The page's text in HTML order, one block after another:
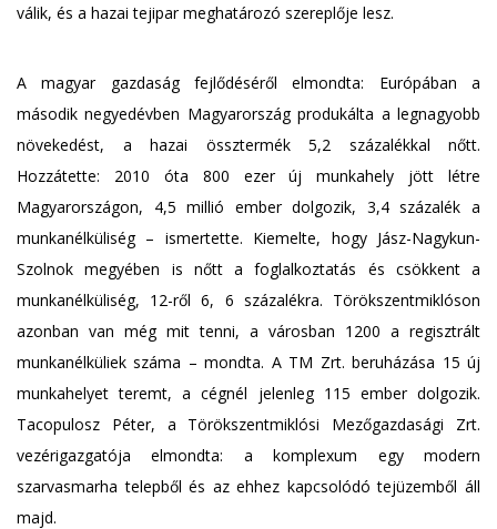
válik, és a hazai tejipar meghatározó szereplője lesz.
A magyar gazdaság fejlődéséről elmondta: Európában a
második negyedévben Magyarország produkálta a legnagyobb
növekedést, a hazai össztermék 5,2 százalékkal nőtt.
Hozzátette: 2010 óta 800 ezer új munkahely jött létre
Magyarországon, 4,5 millió ember dolgozik, 3,4 százalék a
munkanélküliség – ismertette. Kiemelte, hogy Jász-Nagykun-
Szolnok megyében is nőtt a foglalkoztatás és csökkent a
munkanélküliség, 12-ről 6, 6 százalékra. Törökszentmiklóson
azonban van még mit tenni, a városban 1200 a regisztrált
munkanélküliek száma – mondta. A TM Zrt. beruházása 15 új
munkahelyet teremt, a cégnél jelenleg 115 ember dolgozik.
Tacopulosz Péter, a Törökszentmiklósi Mezőgazdasági Zrt.
vezérigazgatója elmondta: a komplexum egy modern
szarvasmarha telepből és az ehhez kapcsolódó tejüzemből áll
majd.